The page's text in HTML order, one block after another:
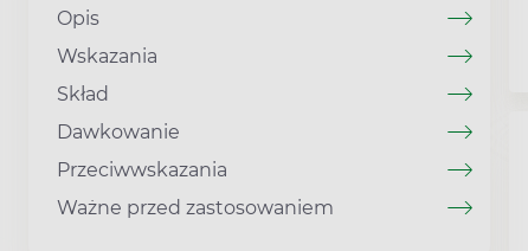
Opis
Wskazania
Skład
Dawkowanie
Przeciwwskazania
Ważne przed zastosowaniem